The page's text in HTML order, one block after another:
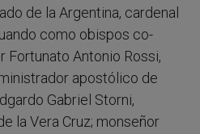
de la Argentina, cardenal
como obispos co-
Fortunato Antonio Rossi,
apostólico de
Gabriel Storni,
la Vera Cruz; monseñor